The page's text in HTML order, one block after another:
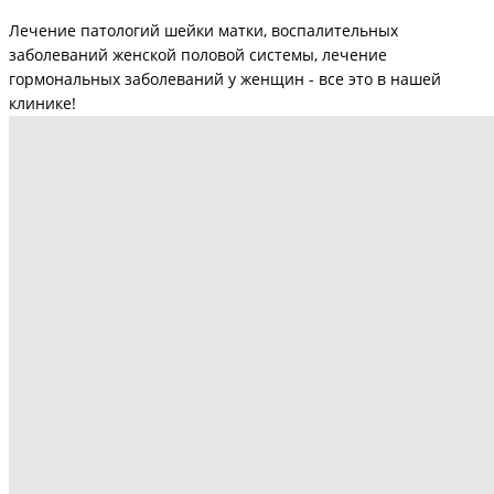
Лечение патологий шейки матки, воспалительных
заболеваний женской половой системы, лечение
гормональных заболеваний у женщин - все это в нашей
клинике!